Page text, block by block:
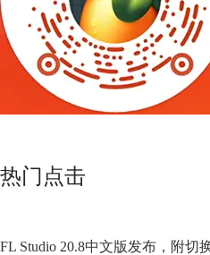
热门点击
FL Studio 20.8中文版发布，附切